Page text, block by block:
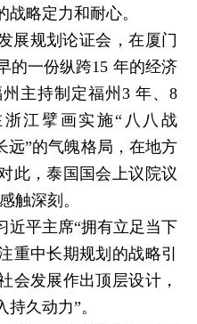
略定力和耐心。
展规划论证会，在厦门
的一份纵跨15 年的经济
主持制定福州3 年、8
江擘画实施“八八战
”的气魄格局，在地方
此，泰国国会上议院议
触深刻。
近平主席“拥有立足当下
重中长期规划的战略引
会发展作出顶层设计，
久动力”。